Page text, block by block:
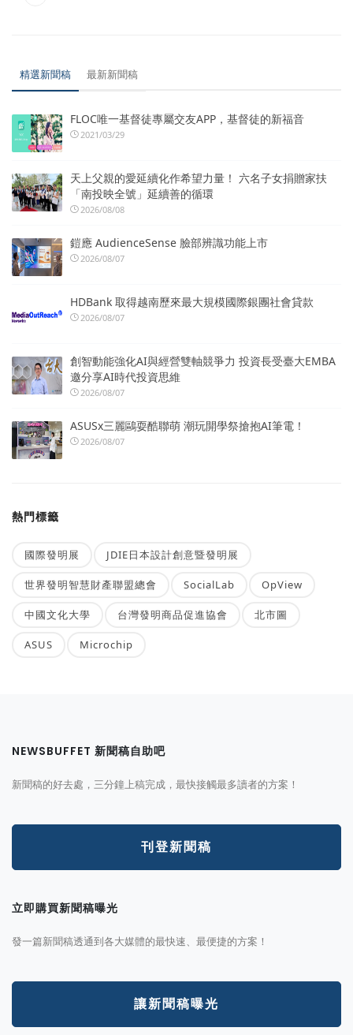
精選新聞稿 最新新聞稿
FLOC唯一基督徒專屬交友APP，基督徒的新福音
2021/03/29
天上父親的愛延續化作希望力量！ 六名子女捐贈家扶
「南投映全號」延續善的循環
2026/08/08
鎧應 AudienceSense 臉部辨識功能上市
2026/08/07
HDBank 取得越南歷來最大規模國際銀團社會貸款
2026/08/07
創智動能強化AI與經營雙軸競爭力 投資長受臺大EMBA
邀分享AI時代投資思維
2026/08/07
ASUSx三麗鷗耍酷聯萌 潮玩開學祭搶抱AI筆電！
2026/08/07
熱門標籤
國際發明展 JDIE日本設計創意暨發明展
世界發明智慧財產聯盟總會 SocialLab OpView
中國文化大學 台灣發明商品促進協會 北市圖
ASUS Microchip
NEWSBUFFET 新聞稿自助吧
新聞稿的好去處，三分鐘上稿完成，最快接觸最多讀者的方案！
刊登新聞稿
立即購買新聞稿曝光
發一篇新聞稿透通到各大媒體的最快速、最便捷的方案！
讓新聞稿曝光